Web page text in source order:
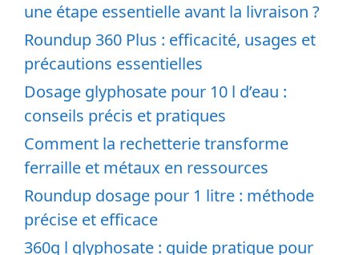
une étape essentielle avant la livraison ?
Roundup 360 Plus : efficacité, usages et
précautions essentielles
Dosage glyphosate pour 10 l d’eau :
conseils précis et pratiques
Comment la rechetterie transforme
ferraille et métaux en ressources
Roundup dosage pour 1 litre : méthode
précise et efficace
360g l glyphosate : guide pratique pour